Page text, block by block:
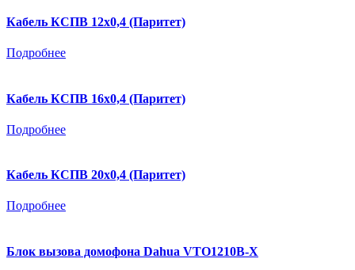
Кабель КСПВ 12х0,4 (Паритет)
Подробнее
Кабель КСПВ 16х0,4 (Паритет)
Подробнее
Кабель КСПВ 20х0,4 (Паритет)
Подробнее
Блок вызова домофона Dahua VTO1210B-X